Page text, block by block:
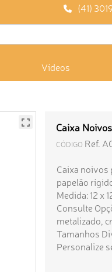
(41)
Vídeos
Caixa
CÓDIGO Ref.
Caixa noivos
papelão
Medida: 12 x
Consulte
metalizado,
Tamanhos
Personalize